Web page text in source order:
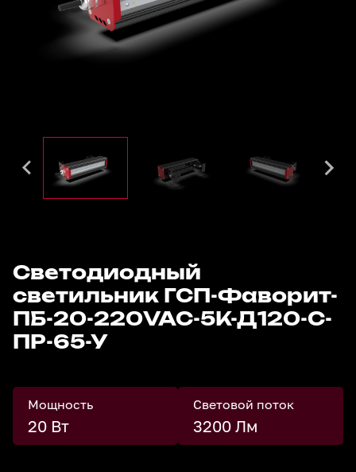
Светодиодный
светильник ГСП-Фаворит-
ПБ-20-220VAC-5К-Д120-С-
ПР-65-У
Мощность
20 Вт
Световой поток
3200 Лм